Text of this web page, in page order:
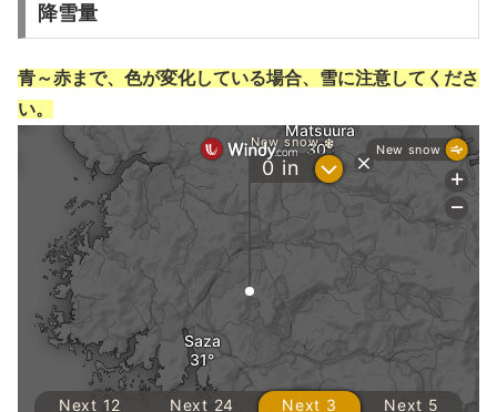
降雪量
青～赤まで、色が変化している場合、雪に注意してくださ
い。